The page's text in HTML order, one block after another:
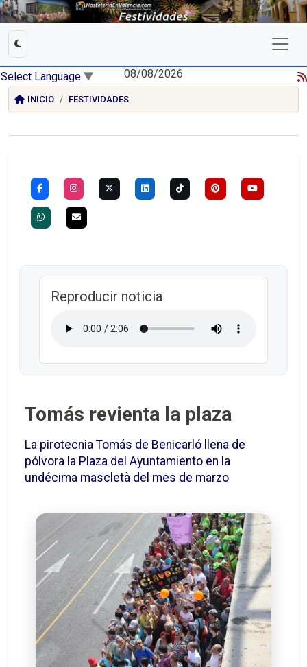
Select Language ▼ 08/08/2026
INICIO FESTIVIDADES
Reproducir noticia
Tomás revienta la plaza
La pirotecnia Tomás de Benicarló llena de
pólvora la Plaza del Ayuntamiento en la
undécima mascletà del mes de marzo